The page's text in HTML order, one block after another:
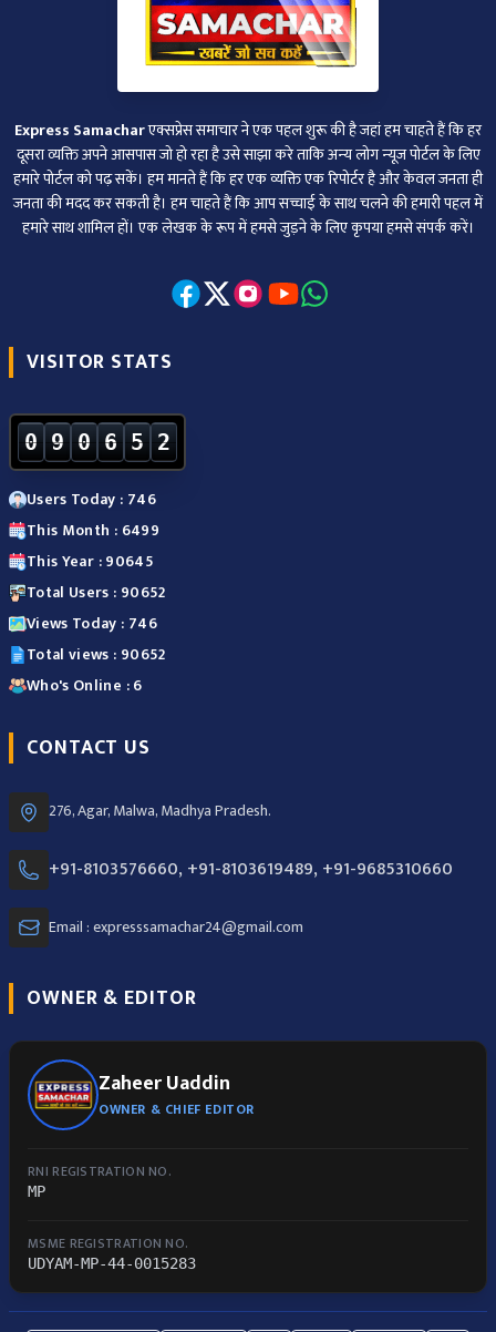
Express Samacharएक्सप्रेस समाचार ने एक पहल शुरू की है जहां हम चाहते हैं कि हर
दूसरा व्‍यक्ति अपने आसपास जो हो रहा है उसे साझा करे ताकि अन्‍य लोग न्‍यूज पोर्टल के लिए
हमारे पोर्टल को पढ़ सकें। हम मानते हैं कि हर एक व्यक्ति एक रिपोर्टर है और केवल जनता ही
जनता की मदद कर सकती है। हम चाहते हैं कि आप सच्चाई के साथ चलने की हमारी पहल में
हमारे साथ शामिल हों। एक लेखक के रूप में हमसे जुड़ने के लिए कृपया हमसे संपर्क करें।
VISITOR STATS
0 9 0 6 5 2
Users Today : 746
This Month : 6499
This Year : 90645
Total Users : 90652
Views Today : 746
Total views : 90652
Who's Online : 6
CONTACT US
276, Agar, Malwa, Madhya Pradesh.
+91-8103576660, +91-8103619489, +91-9685310660
Email : expresssamachar24@gmail.com
OWNER & EDITOR
Zaheer Uaddin
OWNER & CHIEF EDITOR
RNI REGISTRATION NO.
MP
MSME REGISTRATION NO.
UDYAM-MP-44-0015283